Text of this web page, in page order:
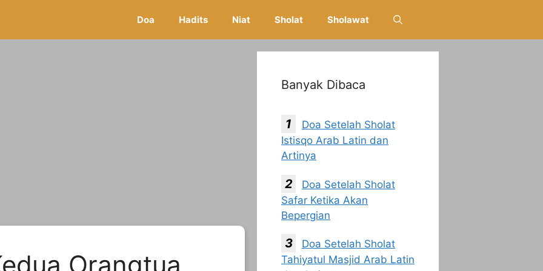
Doa Hadits Niat Sholat Sholawat
Orangtua
Banyak Dibaca
Doa Setelah Sholat
Istisqo Arab Latin dan
Artinya
Doa Setelah Sholat
Safar Ketika Akan
Bepergian
Doa Setelah Sholat
Tahiyatul Masjid Arab Latin